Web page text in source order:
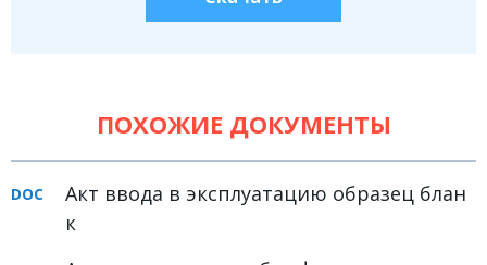
ПОХОЖИЕ ДОКУМЕНТЫ
Акт ввода в эксплуатацию образец блан
к
Земельное право
Медицинское право
Миграционное право
Налоговое право